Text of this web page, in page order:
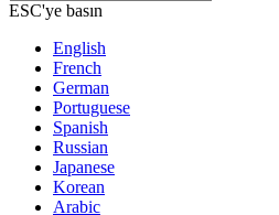
ESC'ye basın
English
French
German
Portuguese
Spanish
Russian
Japanese
Korean
Arabic